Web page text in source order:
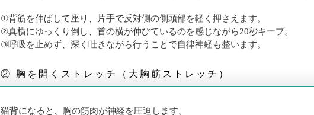
①背筋を伸ばして座り、片手で反対側の側頭部を軽く押さえます。
②真横にゆっくり倒し、首の横が伸びているのを感じながら20秒キープ。
③呼吸を止めず、深く吐きながら行うことで自律神経も整います。
② 胸を開くストレッチ（大胸筋ストレッチ）
猫背になると、胸の筋肉が神経を圧迫します。